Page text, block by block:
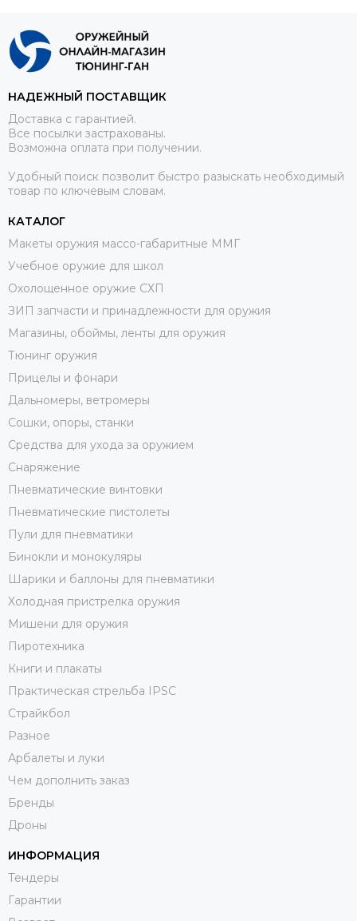
НАДЕЖНЫЙ ПОСТАВЩИК
Доставка с гарантией.
Все посылки застрахованы.
Возможна оплата при получении.
Удобный поиск позволит быстро разыскать необходимый
товар по ключевым словам.
КАТАЛОГ
Макеты оружия массо-габаритные ММГ
Учебное оружие для школ
Охолощенное оружие СХП
ЗИП запчасти и принадлежности для оружия
Магазины, обоймы, ленты для оружия
Тюнинг оружия
Прицелы и фонари
Дальномеры, ветромеры
Сошки, опоры, станки
Средства для ухода за оружием
Снаряжение
Пневматические винтовки
Пневматические пистолеты
Пули для пневматики
Бинокли и монокуляры
Шарики и баллоны для пневматики
Холодная пристрелка оружия
Мишени для оружия
Пиротехника
Книги и плакаты
Практическая стрельба IPSC
Страйкбол
Разное
Арбалеты и луки
Чем дополнить заказ
Бренды
Дроны
ИНФОРМАЦИЯ
Тендеры
Гарантии